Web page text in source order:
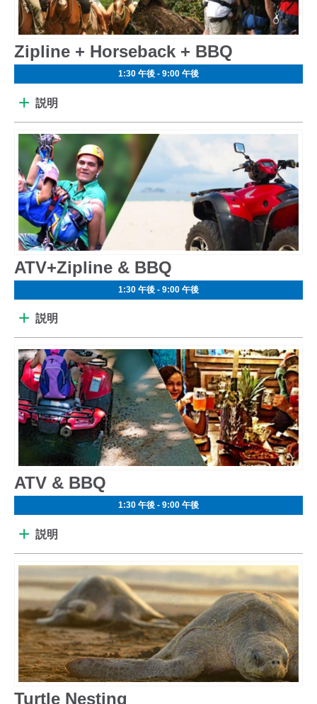
Zipline + Horseback + BBQ
1:30 午後 - 9:00 午後
説明
ATV+Zipline & BBQ
1:30 午後 - 9:00 午後
説明
ATV & BBQ
1:30 午後 - 9:00 午後
説明
Turtle Nesting